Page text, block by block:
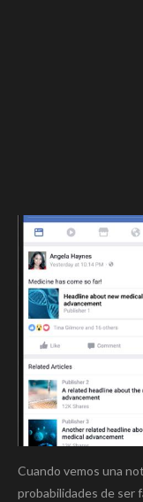
Cuando vemos una
probabilidades de ser